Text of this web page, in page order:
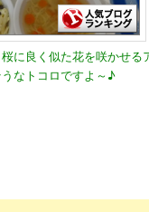
に良く似た花を咲かせる
なトコロですよ～♪